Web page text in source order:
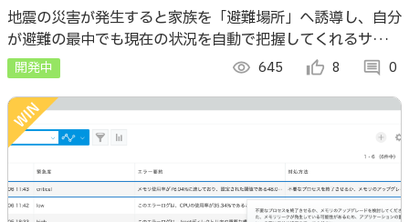
地震の災害が発生すると家族を「避難場所」へ誘導し、自分
が避難の最中でも現在の状況を自動で把握してくれるサービ
ス開発中 visibility 645 thumb_up_alt 8 comment 0